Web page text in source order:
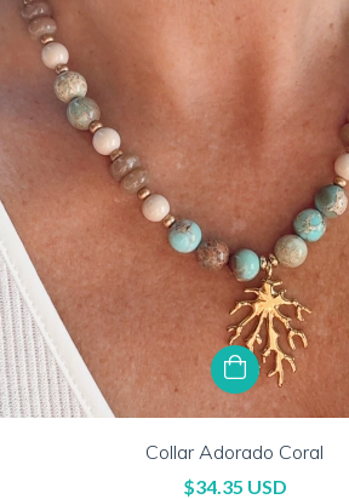
Collar Adorado Coral
$34.35 USD